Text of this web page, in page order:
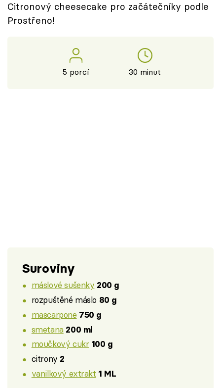
Sledujte prima+
Citronový cheesecake pro začátečníky podle
Prostřeno!
5 porcí 30 minut
Suroviny
máslové sušenky 200 g
rozpuštěné máslo 80 g
mascarpone 750 g
smetana 200 ml
moučkový cukr 100 g
citrony 2
vanilkový extrakt 1 ML